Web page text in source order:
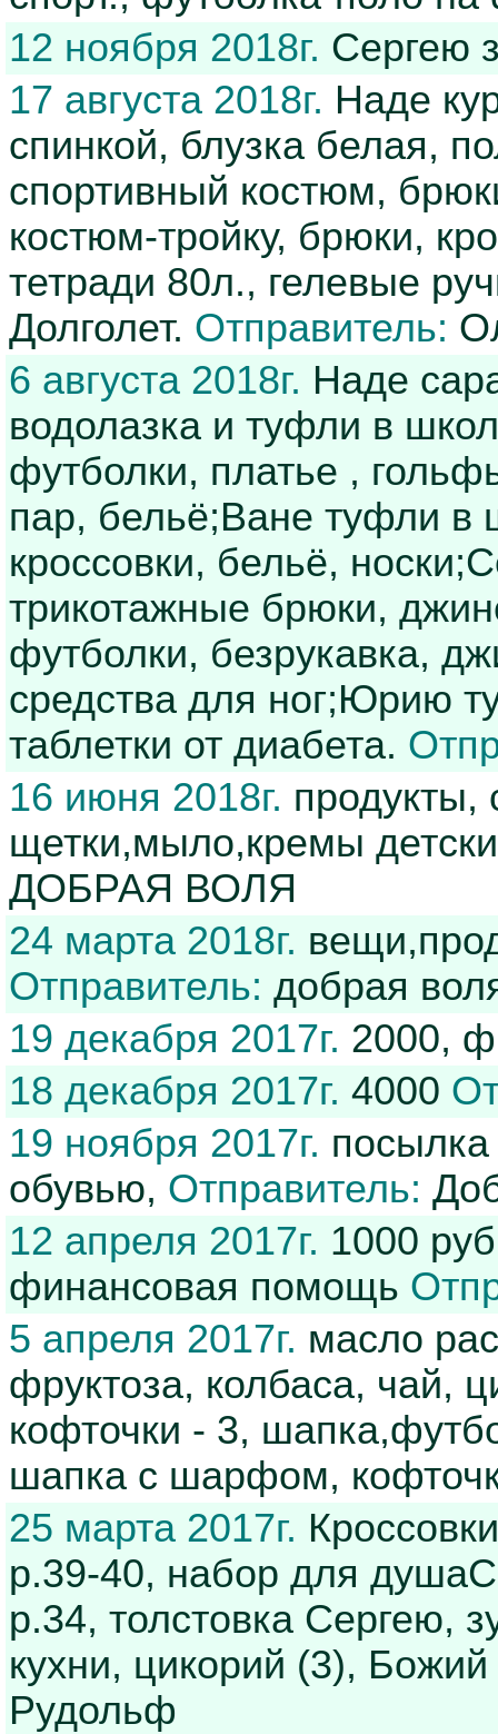
12 ноября 2018г. Сергею
17 августа 2018г. Наде
спинкой, блузка белая,
спортивный костюм,
костюм-тройку, брюки,
тетради 80л., гелевые
Долголет. Отправитель:
6 августа 2018г. Наде
водолазка и туфли в
футболки, платье ,
пар, бельё;Ване туфли в
кроссовки, бельё,
трикотажные брюки,
футболки, безрукавка,
средства для ног;Юрию
таблетки от диабета.
16 июня 2018г. продукты,
щетки,мыло,кремы
ДОБРАЯ ВОЛЯ
24 марта 2018г.
Отправитель: добрая
19 декабря 2017г. 2000,
18 декабря 2017г. 4000
19 ноября 2017г.
обувью, Отправитель:
12 апреля 2017г. 1000
финансовая помощь
5 апреля 2017г. масло
фруктоза, колбаса, чай,
кофточки - 3,
шапка с шарфом,
25 марта 2017г.
р.39-40, набор для
р.34, толстовка Сергею,
кухни, цикорий (3),
Рудольф